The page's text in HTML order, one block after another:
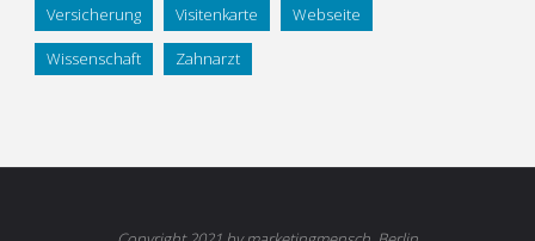
Versicherung Visitenkarte Webseite
Wissenschaft Zahnarzt